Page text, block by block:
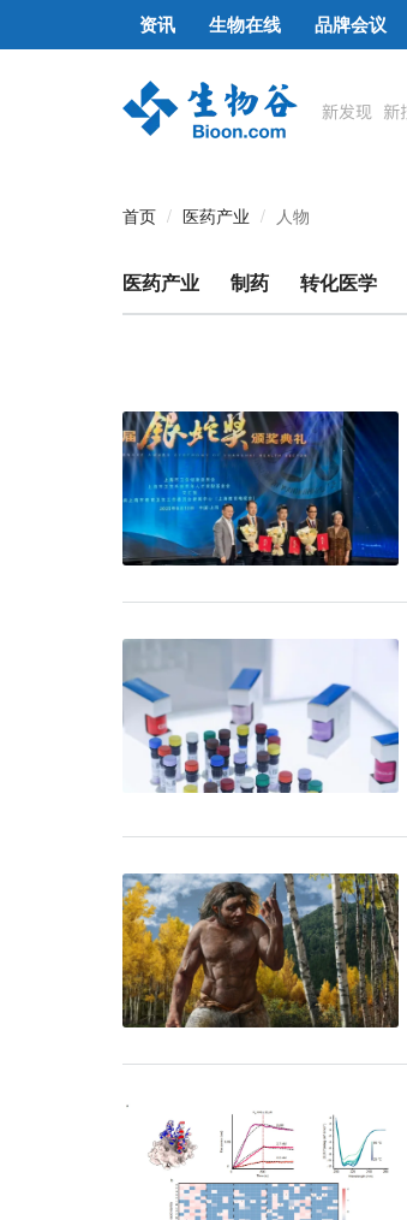
资讯 生物在线 品牌会议
首页 医药产业 人物
医药产业 制药 转化医学